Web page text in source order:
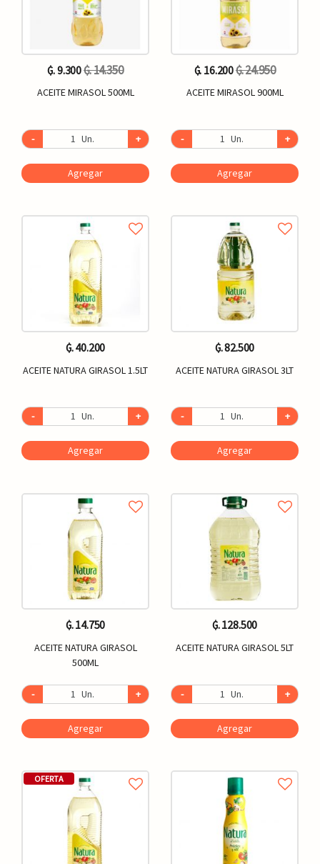
₲. 9.300₲. 14.350
ACEITE MIRASOL 500ML
- Un. +
Agregar
₲. 16.200₲. 24.950
ACEITE MIRASOL 900ML
- Un. +
Agregar
₲. 40.200
ACEITE NATURA GIRASOL 1.5LT
- Un. +
Agregar
₲. 82.500
ACEITE NATURA GIRASOL 3LT
- Un. +
Agregar
₲. 14.750
ACEITE NATURA GIRASOL
500ML
- Un. +
Agregar
₲. 128.500
ACEITE NATURA GIRASOL 5LT
- Un. +
Agregar
OFERTA